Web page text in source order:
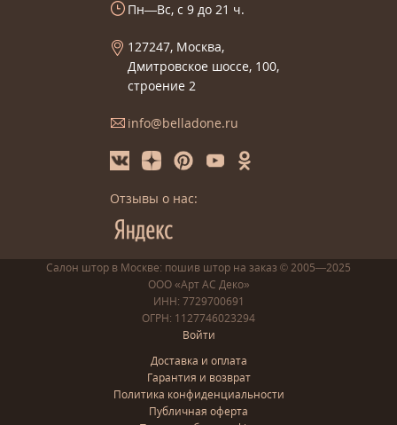
Пн—Вс, с 9 до 21 ч.
127247, Москва,
Дмитровское шоссе, 100,
строение 2
info@belladone.ru
Отзывы о нас:
Салон штор в Москве: пошив штор на заказ © 2005—2025
ООО «Арт АС Деко»
ИНН: 7729700691
ОГРН: 1127746023294
Войти
Доставка и оплата
Гарантия и возврат
Политика конфиденциальности
Публичная оферта